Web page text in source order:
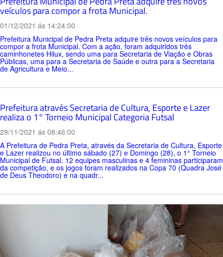
veículos para compor a frota Municipal.
01/12/2021 ás 14:24:00
Prefeitura Municipal de Pedra Preta adquire três novos veículos para
compor a frota Municipal. Com a ação, foram adquiridos três
caminhonetes Hilux, sendo uma para Secretaria de Viação e Obras
Públicas, uma para a Secretaria de Saúde e outra para a Secretaria
de Agricultura e Meio...
Prefeitura através Secretaria de Cultura, Esporte e Lazer
realiza o 1° Torneio Municipal Categoria Futsal
29/11/2021 ás 08:46:00
A Prefeitura de Pedra Preta, através da Secretaria de Cultura, Esporte
e Lazer realizou no último sábado (27) e Domingo (28), o 1° Torneio
Municipal de Futsal. 12 equipes masculinas e 4 femininas participaram
da competição, e os jogos foram realizados na Copa 70 (Quadra José
de Deus Theodoro) e na quadr...